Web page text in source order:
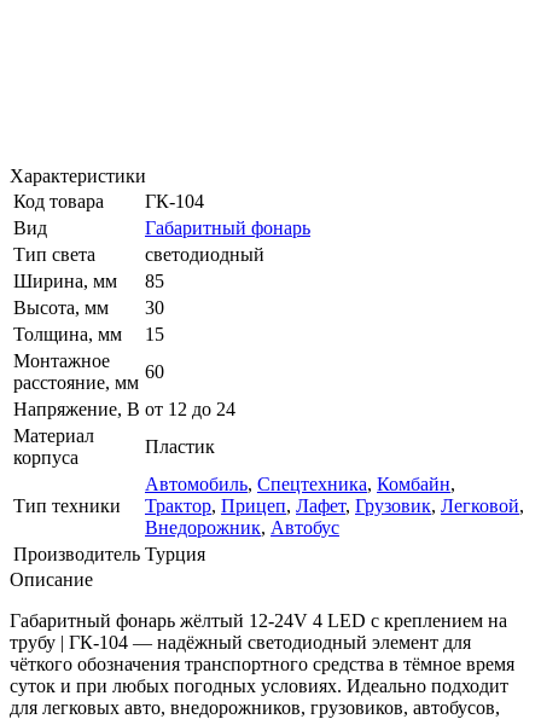
Характеристики
Код товара
ГК-104
Вид
Габаритный фонарь
Тип света
cветодиодный
Ширина, мм
85
Высота, мм
30
Толщина, мм
15
Монтажное
расстояние, мм
60
Напряжение, В от 12 до 24
Материал
корпуса
Пластик
Тип техники
Автомобиль, Спецтехника, Комбайн,
Трактор, Прицеп, Лафет, Грузовик, Легковой,
Внедорожник, Автобус
Производитель Турция
Описание
Габаритный фонарь жёлтый 12-24V 4 LED с креплением на
трубу | ГК-104 — надёжный светодиодный элемент для
чёткого обозначения транспортного средства в тёмное время
суток и при любых погодных условиях. Идеально подходит
для легковых авто, внедорожников, грузовиков, автобусов,